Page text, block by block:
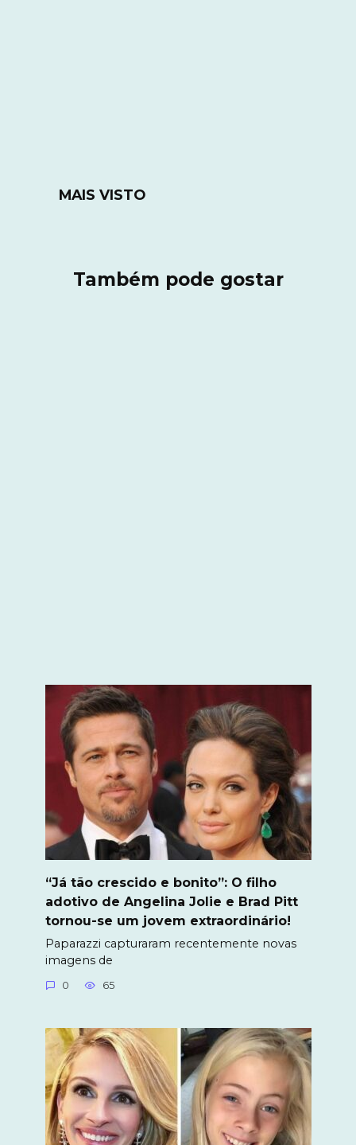
MAIS VISTO
Também pode gostar
“Já tão crescido e bonito”: O filho
adotivo de Angelina Jolie e Brad Pitt
tornou-se um jovem extraordinário!
Paparazzi capturaram recentemente novas
imagens de
0 65